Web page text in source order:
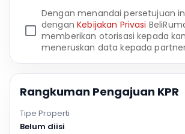
Dengan menandai persetujuan
denganKebijakan Privasi
memberikan otorisasi kepada
meneruskan data kepada
Rangkuman Pengajuan KPR
Tipe Properti
Belum diisi